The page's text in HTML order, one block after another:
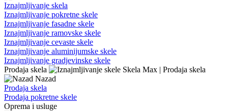
Iznajmljivanje skela
Iznajmljivanje pokretne skele
Iznajmljivanje fasadne skele
Iznajmljivanje ramovske skele
Iznajmljivanje cevaste skele
Iznajmljivanje aluminijumske skele
Iznajmljivanje gradjevinske skele
Prodaja skela
Nazad
Prodaja skela
Prodaja pokretne skele
Oprema i usluge